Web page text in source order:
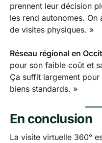
prennent leur décision
les rend autonomes.
de visites physiques. »
Réseau régional en
pour son faible coût et
Ça suffit largement
biens standards. »
En conclusion
La visite virtuelle 360°